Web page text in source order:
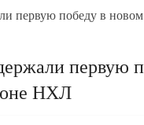
первую победу в
первую
НХЛ